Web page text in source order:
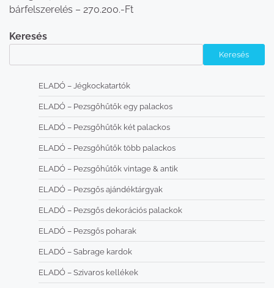
bárfelszerelés – 270.200.-Ft
Keresés
Keresés
ELADÓ – Jégkockatartók
ELADÓ – Pezsgőhűtők egy palackos
ELADÓ – Pezsgőhűtők két palackos
ELADÓ – Pezsgőhűtők több palackos
ELADÓ – Pezsgőhűtők vintage & antik
ELADÓ – Pezsgős ajándéktárgyak
ELADÓ – Pezsgős dekorációs palackok
ELADÓ – Pezsgős poharak
ELADÓ – Sabrage kardok
ELADÓ – Szivaros kellékek